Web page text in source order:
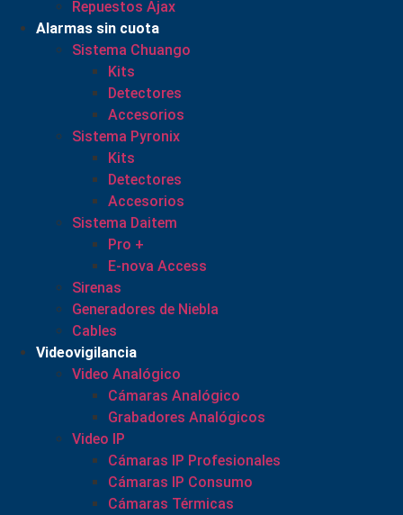
Repuestos Ajax
Alarmas sin cuota
Sistema Chuango
Kits
Detectores
Accesorios
Sistema Pyronix
Kits
Detectores
Accesorios
Sistema Daitem
Pro +
E-nova Access
Sirenas
Generadores de Niebla
Cables
Videovigilancia
Video Analógico
Cámaras Analógico
Grabadores Analógicos
Video IP
Cámaras IP Profesionales
Cámaras IP Consumo
Cámaras Térmicas